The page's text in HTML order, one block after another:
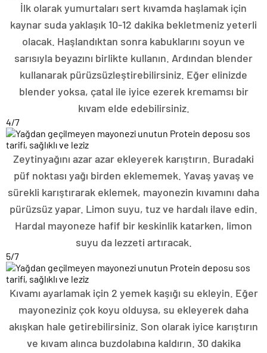
İlk olarak yumurtaları sert kıvamda haşlamak için
kaynar suda yaklaşık 10-12 dakika bekletmeniz yeterli
olacak. Haşlandıktan sonra kabuklarını soyun ve
sarısıyla beyazını birlikte kullanın. Ardından blender
kullanarak pürüzsüzleştirebilirsiniz. Eğer elinizde
blender yoksa, çatal ile iyice ezerek kremamsı bir
kıvam elde edebilirsiniz.
4/7
Zeytinyağını azar azar ekleyerek karıştırın. Buradaki
püf noktası yağı birden eklememek. Yavaş yavaş ve
sürekli karıştırarak eklemek, mayonezin kıvamını daha
pürüzsüz yapar. Limon suyu, tuz ve hardalı ilave edin.
Hardal mayoneze hafif bir keskinlik katarken, limon
suyu da lezzeti artıracak.
5/7
Kıvamı ayarlamak için 2 yemek kaşığı su ekleyin. Eğer
mayoneziniz çok koyu olduysa, su ekleyerek daha
akışkan hale getirebilirsiniz. Son olarak iyice karıştırın
ve kıvam alınca buzdolabına kaldırın. 30 dakika